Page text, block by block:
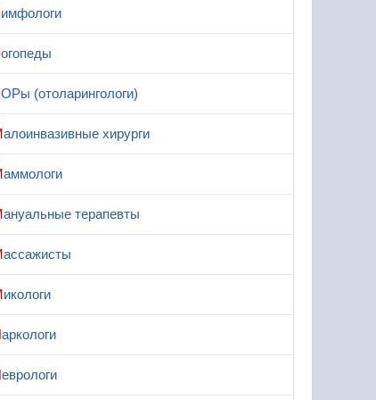
Лимфологи
Логопеды
ЛОРы (отоларингологи)
Малоинвазивные хирурги
Маммологи
Мануальные терапевты
Массажисты
Микологи
Наркологи
Неврологи